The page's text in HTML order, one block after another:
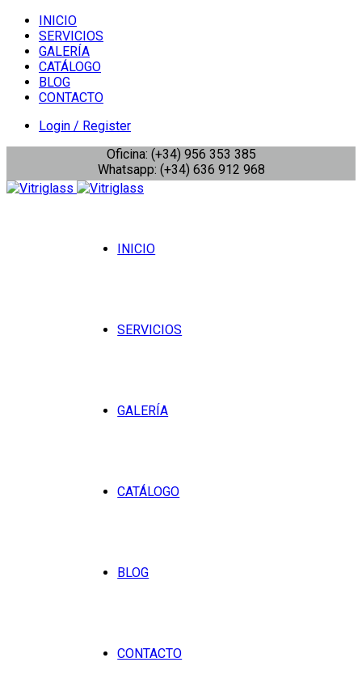
INICIO
SERVICIOS
GALERÍA
CATÁLOGO
BLOG
CONTACTO
Login / Register
Oficina: (+34) 956 353 385
Whatsapp: (+34) 636 912 968
INICIO
SERVICIOS
GALERÍA
CATÁLOGO
BLOG
CONTACTO